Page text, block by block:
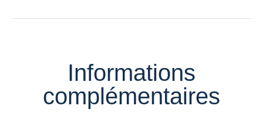
Informations
complémentaires